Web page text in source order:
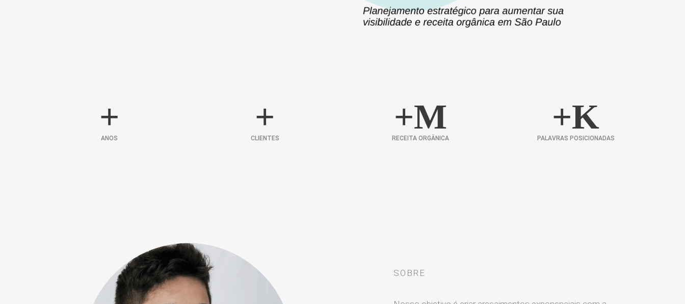
+
ANOS
+
CLIENTES
+M
RECEITA ORGÂNICA
+K
PALAVRAS POSICIONADAS
SOBRE